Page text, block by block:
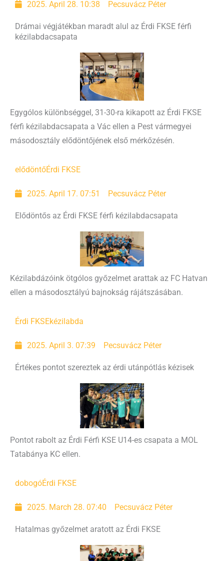
2025. April 28. 10:38 Pecsuvácz Péter
Drámai végjátékban maradt alul az Érdi FKSE férfi
kézilabdacsapata
Egygólos különbséggel, 31-30-ra kikapott az Érdi FKSE
férfi kézilabdacsapata a Vác ellen a Pest vármegyei
másodosztály elődöntőjének első mérkőzésén.
elődöntőÉrdi FKSE
2025. April 17. 07:51 Pecsuvácz Péter
Elődöntős az Érdi FKSE férfi kézilabdacsapata
Kézilabdázóink ötgólos győzelmet arattak az FC Hatvan
ellen a másodosztályú bajnokság rájátszásában.
Érdi FKSEkézilabda
2025. April 3. 07:39 Pecsuvácz Péter
Értékes pontot szereztek az érdi utánpótlás kézisek
Pontot rabolt az Érdi Férfi KSE U14-es csapata a MOL
Tatabánya KC ellen.
dobogóÉrdi FKSE
2025. March 28. 07:40 Pecsuvácz Péter
Hatalmas győzelmet aratott az Érdi FKSE